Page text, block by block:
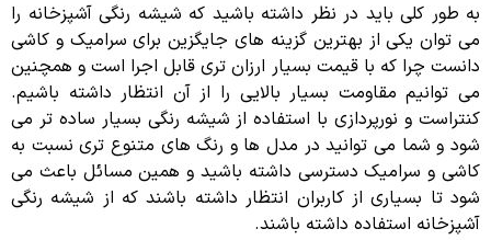
به طور کلی باید در نظر داشته باشید که شیشه رنگی آشپزخانه را
می توان یکی از بهترین گزینه های جایگزین برای سرامیک و کاشی
دانست چرا که با قیمت بسیار ارزان تری قابل اجرا است و همچنین
می توانیم مقاومت بسیار بالایی را از آن انتظار داشته باشیم.
کنتراست و نورپردازی با استفاده از شیشه رنگی بسیار ساده تر می
شود و شما می توانید در مدل ها و رنگ های متنوع تری نسبت به
کاشی و سرامیک دسترسی داشته باشید و همین مسائل باعث می
شود تا بسیاری از کاربران انتظار داشته باشند که از شیشه رنگی
آشپزخانه استفاده داشته باشند.